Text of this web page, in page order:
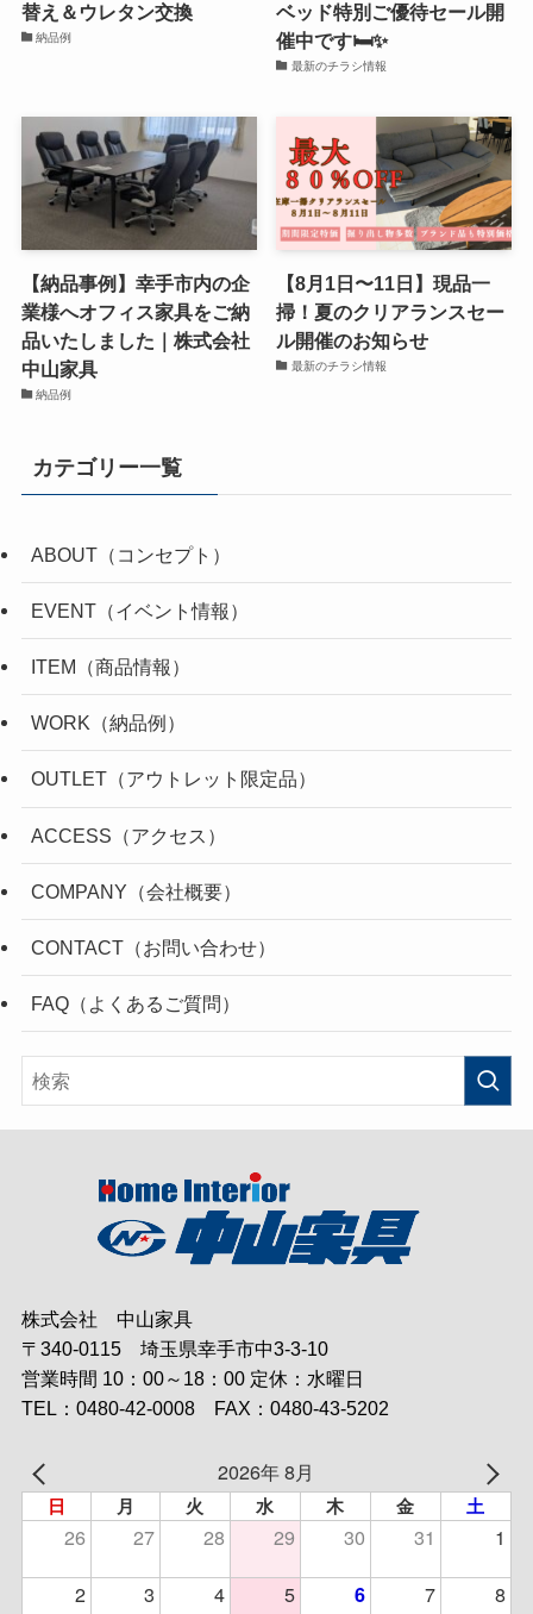
替え＆ウレタン交換
納品例
ベッド特別ご優待セール開
催中です🛏️✨
最新のチラシ情報
【納品事例】幸手市内の企
業様へオフィス家具をご納
品いたしました｜株式会社
中山家具
納品例
【8月1日〜11日】現品一
掃！夏のクリアランスセー
ル開催のお知らせ
最新のチラシ情報
カテゴリー一覧
ABOUT（コンセプト）
EVENT（イベント情報）
ITEM（商品情報）
WORK（納品例）
OUTLET（アウトレット限定品）
ACCESS（アクセス）
COMPANY（会社概要）
CONTACT（お問い合わせ）
FAQ（よくあるご質問）
株式会社 中山家具
〒340-0115 埼玉県幸手市中3-3-10
営業時間 10：00～18：00 定休：水曜日
TEL：0480-42-0008 FAX：0480-43-5202
2026年 8月
日 月 火 水 木 金 土
26 27 28 29 30 31
1
2
3 4 5 6 7 8